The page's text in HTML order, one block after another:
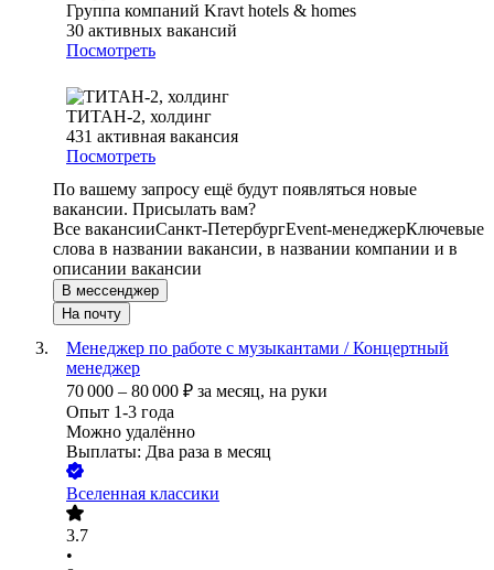
Группа компаний Kravt hotels & homes
30 активных вакансий
Посмотреть
ТИТАН-2, холдинг
431 активная вакансия
Посмотреть
По вашему запросу ещё будут появляться новые
вакансии. Присылать вам?
Все вакансииСанкт-ПетербургEvent-менеджерКлючевые
слова в названии вакансии, в названии компании и в
описании вакансии
В мессенджер
На почту
Менеджер по работе с музыкантами / Концертный
менеджер
70 000 – 80 000 ₽ за месяц, на руки
Опыт 1-3 года
Можно удалённо
Выплаты: Два раза в месяц
Вселенная классики
3.7
•